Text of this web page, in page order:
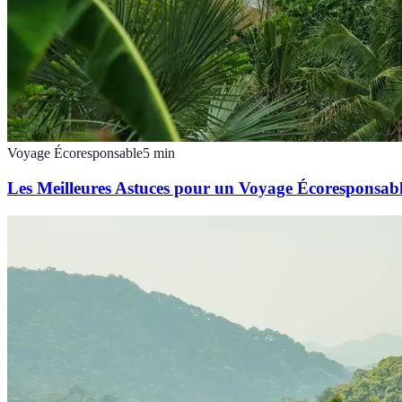
Voyage Écoresponsable5 min
Les Meilleures Astuces pour un Voyage